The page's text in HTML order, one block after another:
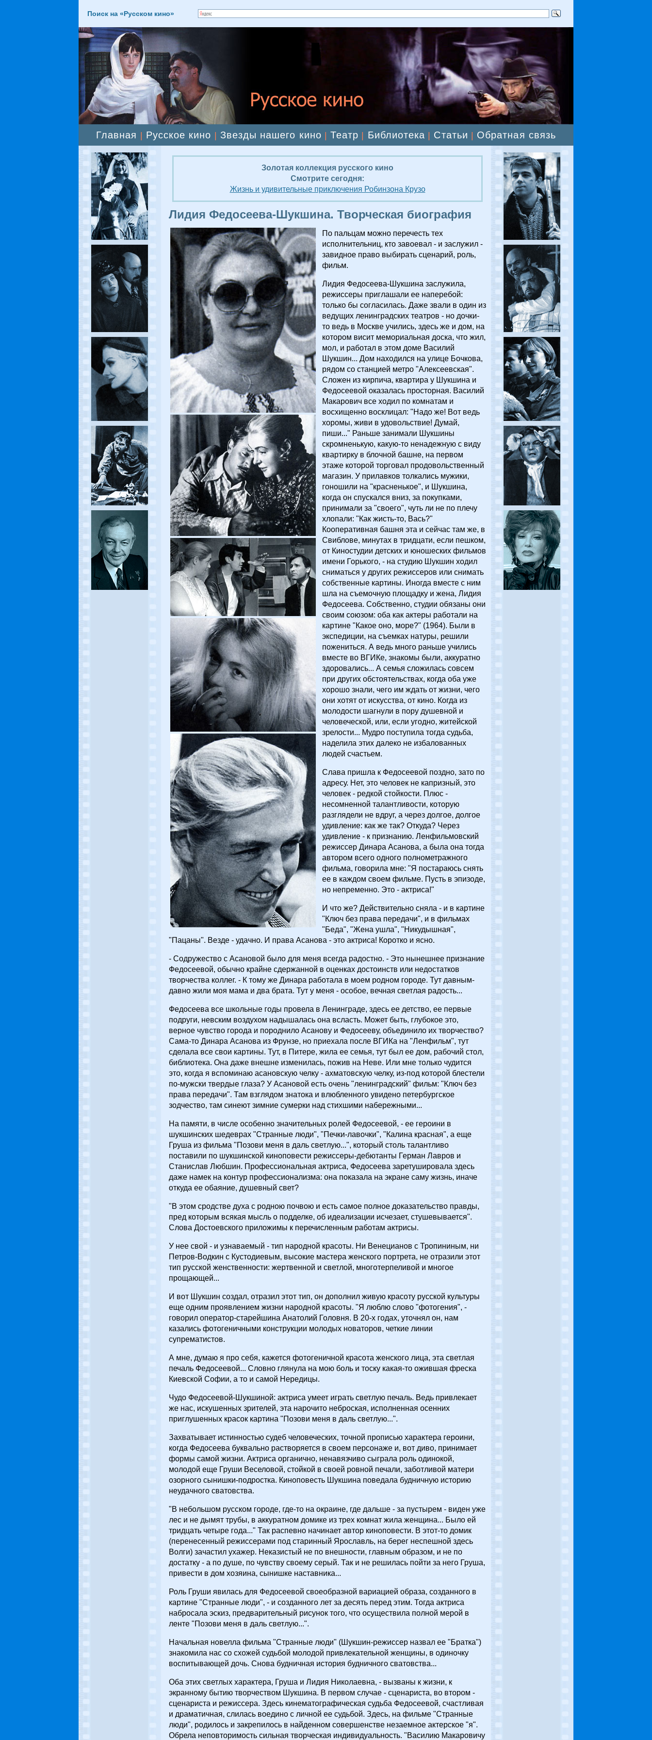
Поиск на «Русском кино»
Главная Русское кино Звезды нашего кино |Театр Библиотека Статьи Обратная связь
Золотая коллекция русского кино
Смотрите сегодня:
Жизнь и удивительные приключения Робинзона Крузо
Лидия Федосеева-Шукшина. Творческая биография
По пальцам можно перечесть тех
исполнительниц, кто завоевал - и заслужил -
завидное право выбирать сценарий, роль,
фильм.
Лидия Федосеева-Шукшина заслужила,
режиссеры приглашали ее наперебой:
только бы согласилась. Даже звали в один из
ведущих ленинградских театров - но дочки-
то ведь в Москве учились, здесь же и дом, на
котором висит мемориальная доска, что жил,
мол, и работал в этом доме Василий
Шукшин... Дом находился на улице Бочкова,
рядом со станцией метро "Алексеевская".
Сложен из кирпича, квартира у Шукшина и
Федосеевой оказалась просторная. Василий
Макарович все ходил по комнатам и
восхищенно восклицал: "Надо же! Вот ведь
хоромы, живи в удовольствие! Думай,
пиши..." Раньше занимали Шукшины
скромненькую, какую-то ненадежную с виду
квартирку в блочной башне, на первом
этаже которой торговал продовольственный
магазин. У прилавков толкались мужики,
гоношили на "красненькое", и Шукшина,
когда он спускался вниз, за покупками,
принимали за "своего", чуть ли не по плечу
хлопали: "Как жисть-то, Вась?"
Кооперативная башня эта и сейчас там же, в
Свиблове, минутах в тридцати, если пешком,
от Киностудии детских и юношеских фильмов
имени Горького, - на студию Шукшин ходил
сниматься у других режиссеров или снимать
собственные картины. Иногда вместе с ним
шла на съемочную площадку и жена, Лидия
Федосеева. Собственно, студии обязаны они
своим союзом: оба как актеры работали на
картине "Какое оно, море?" (1964). Были в
экспедиции, на съемках натуры, решили
пожениться. А ведь много раньше учились
вместе во ВГИКе, знакомы были, аккуратно
здоровались... А семья сложилась совсем
при других обстоятельствах, когда оба уже
хорошо знали, чего им ждать от жизни, чего
они хотят от искусства, от кино. Когда из
молодости шагнули в пору душевной и
человеческой, или, если угодно, житейской
зрелости... Мудро поступила тогда судьба,
наделила этих далеко не избалованных
людей счастьем.
Слава пришла к Федосеевой поздно, зато по
адресу. Нет, это человек не капризный, это
человек - редкой стойкости. Плюс -
несомненной талантливости, которую
разглядели не вдруг, а через долгое, долгое
удивление: как же так? Откуда? Через
удивление - к признанию. Ленфильмовский
режиссер Динара Асанова, а была она тогда
автором всего одного полнометражного
фильма, говорила мне: "Я постараюсь снять
ее в каждом своем фильме. Пусть в эпизоде,
но непременно. Это - актриса!"
И что же? Действительно сняла - и в картине
"Ключ без права передачи", и в фильмах
"Беда", "Жена ушла", "Никудышная",
"Пацаны". Везде - удачно. И права Асанова - это актриса! Коротко и ясно.
- Содружество с Асановой было для меня всегда радостно. - Это нынешнее признание
Федосеевой, обычно крайне сдержанной в оценках достоинств или недостатков
творчества коллег. - К тому же Динара работала в моем родном городе. Тут давным-
давно жили моя мама и два брата. Тут у меня - особое, вечная светлая радость...
Федосеева все школьные годы провела в Ленинграде, здесь ее детство, ее первые
подруги, невским воздухом надышалась она всласть. Может быть, глубокое это,
верное чувство города и породнило Асанову и Федосееву, объединило их творчество?
Сама-то Динара Асанова из Фрунзе, но приехала после ВГИКа на "Ленфильм", тут
сделала все свои картины. Тут, в Питере, жила ее семья, тут был ее дом, рабочий стол,
библиотека. Она даже внешне изменилась, пожив на Неве. Или мне только чудится
это, когда я вспоминаю асановскую челку - ахматовскую челку, из-под которой блестели
по-мужски твердые глаза? У Асановой есть очень "ленинградский" фильм: "Ключ без
права передачи". Там взглядом знатока и влюбленного увидено петербургское
зодчество, там синеют зимние сумерки над стихшими набережными...
На памяти, в числе особенно значительных ролей Федосеевой, - ее героини в
шукшинских шедеврах "Странные люди", "Печки-лавочки", "Калина красная", а еще
Груша из фильма "Позови меня в даль светлую...", который столь талантливо
поставили по шукшинской киноповести режиссеры-дебютанты Герман Лавров и
Станислав Любшин. Профессиональная актриса, Федосеева заретушировала здесь
даже намек на контур профессионализма: она показала на экране саму жизнь, иначе
откуда ее обаяние, душевный свет?
"В этом сродстве духа с родною почвою и есть самое полное доказательство правды,
пред которым всякая мысль о подделке, об идеализации исчезает, стушевывается".
Слова Достоевского приложимы к перечисленным работам актрисы.
У нее свой - и узнаваемый - тип народной красоты. Ни Венецианов с Тропининым, ни
Петров-Водкин с Кустодиевым, высокие мастера женского портрета, не отразили этот
тип русской женственности: жертвенной и светлой, многотерпеливой и многое
прощающей...
И вот Шукшин создал, отразил этот тип, он дополнил живую красоту русской культуры
еще одним проявлением жизни народной красоты. "Я люблю слово "фотогения", -
говорил оператор-старейшина Анатолий Головня. В 20-х годах, уточнял он, нам
казались фотогеничными конструкции молодых новаторов, четкие линии
супрематистов.
А мне, думаю я про себя, кажется фотогеничной красота женского лица, эта светлая
печаль Федосеевой... Словно глянула на мою боль и тоску какая-то ожившая фреска
Киевской Софии, а то и самой Нередицы.
Чудо Федосеевой-Шукшиной: актриса умеет играть светлую печаль. Ведь привлекает
же нас, искушенных зрителей, эта нарочито неброская, исполненная осенних
приглушенных красок картина "Позови меня в даль светлую...".
Захватывает истинностью судеб человеческих, точной прописью характера героини,
когда Федосеева буквально растворяется в своем персонаже и, вот диво, принимает
формы самой жизни. Актриса органично, ненавязчиво сыграла роль одинокой,
молодой еще Груши Веселовой, стойкой в своей ровной печали, заботливой матери
озорного сынишки-подростка. Киноповесть Шукшина поведала будничную историю
неудачного сватовства.
"В небольшом русском городе, где-то на окраине, где дальше - за пустырем - виден уже
лес и не дымят трубы, в аккуратном домике из трех комнат жила женщина... Было ей
тридцать четыре года..." Так распевно начинает автор киноповести. В этот-то домик
(перенесенный режиссерами под старинный Ярославль, на берег неспешной здесь
Волги) зачастил ухажер. Неказистый не по внешности, главным образом, и не по
достатку - а по душе, по чувству своему серый. Так и не решилась пойти за него Груша,
привести в дом хозяина, сынишке наставника...
Роль Груши явилась для Федосеевой своеобразной вариацией образа, созданного в
картине "Странные люди", - и созданного лет за десять перед этим. Тогда актриса
набросала эскиз, предварительный рисунок того, что осуществила полной мерой в
ленте "Позови меня в даль светлую...".
Начальная новелла фильма "Странные люди" (Шукшин-режиссер назвал ее "Братка")
знакомила нас со схожей судьбой молодой привлекательной женщины, в одиночку
воспитывающей дочь. Снова будничная история будничного сватовства...
Оба этих светлых характера, Груша и Лидия Николаевна, - вызваны к жизни, к
экранному бытию творчеством Шукшина. В первом случае - сценариста, во втором -
сценариста и режиссера. Здесь кинематографическая судьба Федосеевой, счастливая
и драматичная, слилась воедино с личной ее судьбой. Здесь, на фильме "Странные
люди", родилось и закрепилось в найденном совершенстве незаемное актерское "я".
Обрела неповторимость сильная творческая индивидуальность. "Василию Макаровичу